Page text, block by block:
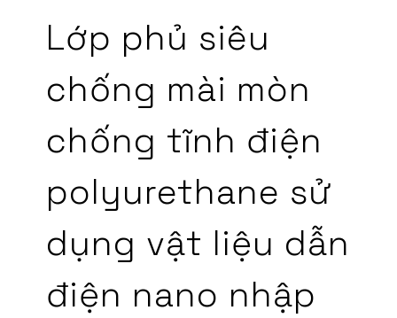
Lớp phủ siêu
chống mài mòn
chống tĩnh điện
polyurethane sử
dụng vật liệu dẫn
điện nano nhập